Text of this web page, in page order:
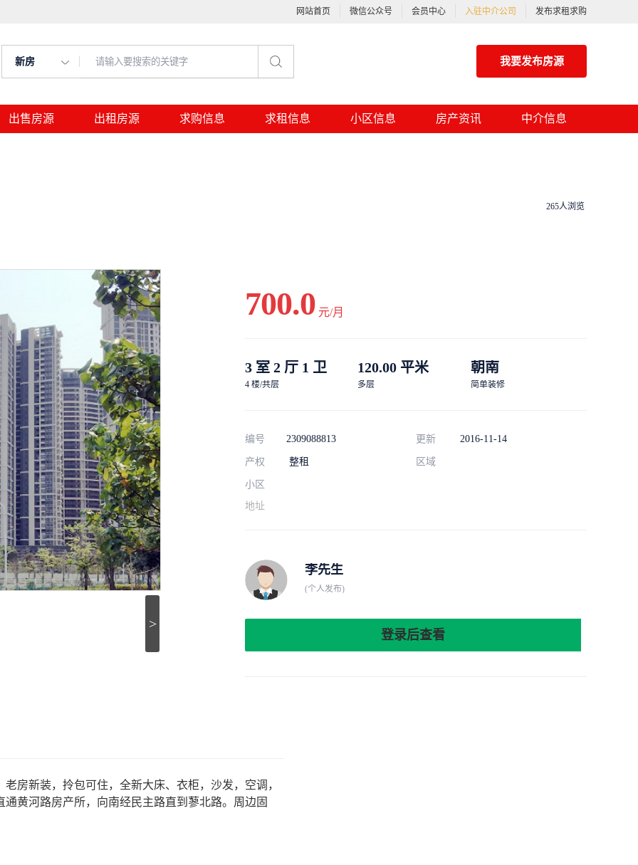
网站首页 微信公众号 会员中心 入驻中介公司 发布求租求购
新房 我要发布房源
出售房源 出租房源 求购信息 求租信息 小区信息 房产资讯 中介信息
265人浏览
>
700.0 元/月
3 室 2 厅 1 卫
4 楼/共层
120.00 平米
多层
朝南
简单装修
编号 2309088813 更新 2016-11-14
产权 整租 区域
小区
地址
李先生
(个人发布)
登录后查看
房新装，拎包可住，全新大床、衣柜，沙发，空调，
黄河路房产所，向南经民主路直到蓼北路。周边固